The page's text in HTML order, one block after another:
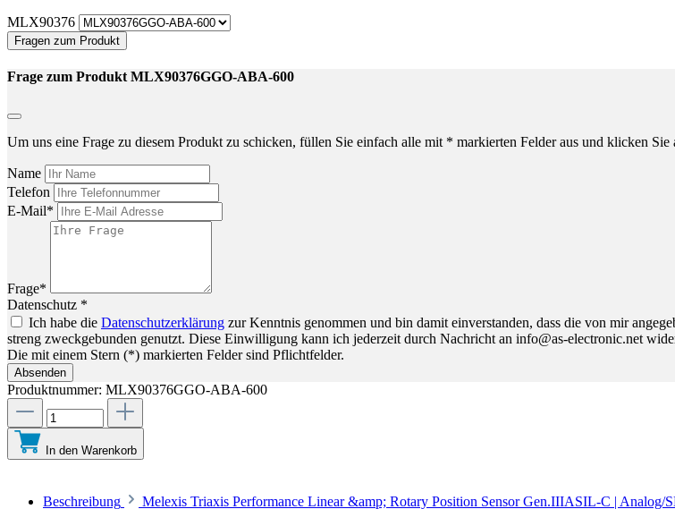
MLX90376
Fragen zum Produkt
Frage zum Produkt MLX90376GGO-ABA-600
Um uns eine Frage zu diesem Produkt zu schicken, füllen Sie einfach alle mit * markierten Felder aus und klicken Sie
Name
Telefon
E-Mail*
Frage*
Datenschutz *
Ich habe die Datenschutzerklärung zur Kenntnis genommen und bin damit einverstanden, dass die von mir
streng zweckgebunden genutzt. Diese Einwilligung kann ich jederzeit durch Nachricht an info@as-electronic.net
Die mit einem Stern (*) markierten Felder sind Pflichtfelder.
Absenden
Produktnummer: MLX90376GGO-ABA-600
In den Warenkorb
Beschreibung Melexis Triaxis Performance Linear &amp; Rotary Position Sensor Gen.IIIASIL-C |